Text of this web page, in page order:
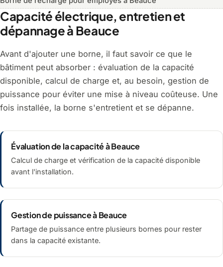
Capacité électrique, entretien et
dépannage à Beauce
Avant d'ajouter une borne, il faut savoir ce que le
bâtiment peut absorber : évaluation de la capacité
disponible, calcul de charge et, au besoin, gestion de
puissance pour éviter une mise à niveau coûteuse. Une
fois installée, la borne s'entretient et se dépanne.
Évaluation de la capacité à Beauce
Calcul de charge et vérification de la capacité disponible
avant l'installation.
Gestion de puissance à Beauce
Partage de puissance entre plusieurs bornes pour rester
dans la capacité existante.